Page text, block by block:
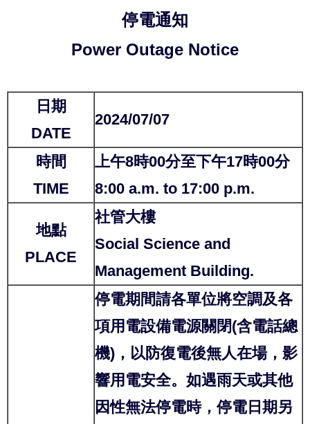
停電通知
Power Outage Notice
日期
DATE
2024/07/07
時間
TIME
上午8時00分至下午17時00分
8:00 a.m. to 17:00 p.m.
地點
PLACE
社管大樓
Social Science and
Management Building.
停電期間請各單位將空調及各
項用電設備電源關閉(含電話總
機)，以防復電後無人在場，影
響用電安全。如遇雨天或其他
因性無法停電時，停電日期另